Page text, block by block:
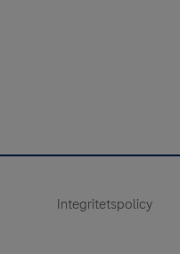
Integritetspolicy